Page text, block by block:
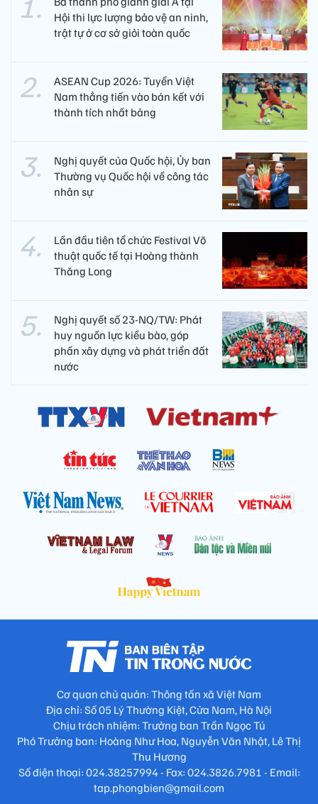
Hội thi lực lượng bảo vệ an ninh,
trật tự ở cơ sở giỏi toàn quốc
ASEAN Cup 2026: Tuyển Việt
Nam thẳng tiến vào bán kết với
thành tích nhất bảng
Nghị quyết của Quốc hội, Ủy ban
Thường vụ Quốc hội về công tác
nhân sự
Lần đầu tiên tổ chức Festival Võ
thuật quốc tế tại Hoàng thành
Thăng Long
Nghị quyết số 23-NQ/TW: Phát
huy nguồn lực kiều bào, góp
phần xây dựng và phát triển đất
nước
Cơ quan chủ quản: Thông tấn xã Việt Nam
Địa chỉ: Số 05 Lý Thường Kiệt, Cửa Nam, Hà Nội
Chịu trách nhiệm: Trưởng ban Trần Ngọc Tú
Phó Trưởng ban: Hoàng Như Hoa, Nguyễn Văn Nhật, Lê Thị
Thu Hương
Số điện thoại: 024.38257994 - Fax: 024.3826.7981 - Email:
tap.phongbien@gmail.com